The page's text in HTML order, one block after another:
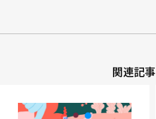
関連記事